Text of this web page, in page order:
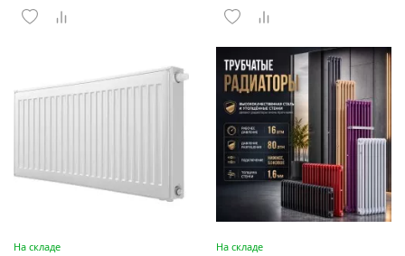
На складе На складе